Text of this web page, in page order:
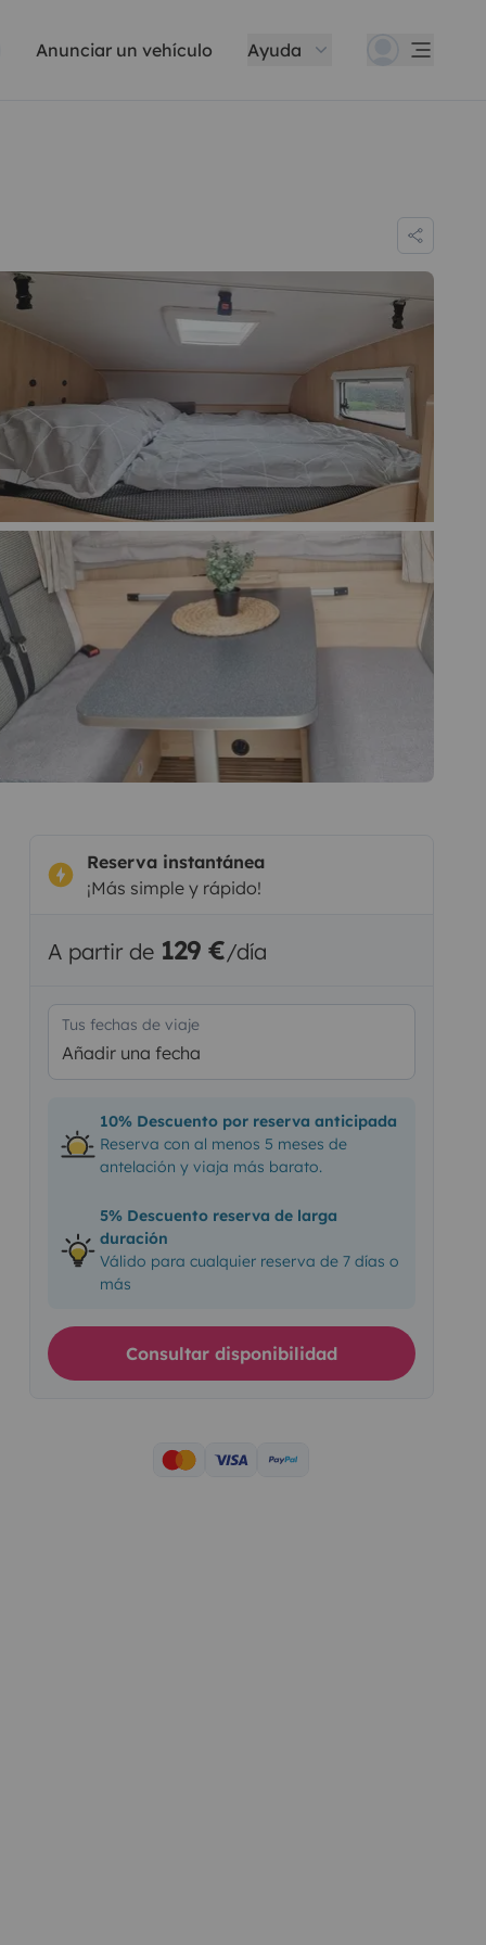
Anunciar un vehículo Ayuda
Reserva instantánea
¡Más simple y rápido!
A partir de 129 €/día
Tus fechas de viaje
Añadir una fecha
10% Descuento por reserva anticipada
Reserva con al menos 5 meses de
antelación y viaja más barato.
5% Descuento reserva de larga
duración
Válido para cualquier reserva de 7 días o
más
Consultar disponibilidad